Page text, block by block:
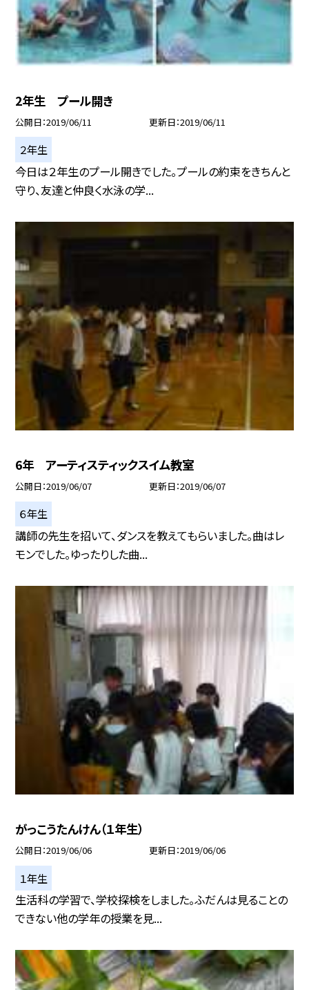
2年生 プール開き
公開日 2019/06/11 更新日 2019/06/11
２年生
今日は２年生のプール開きでした。プールの約束をきちんと
守り、友達と仲良く水泳の学...
6年 アーティスティックスイム教室
公開日 2019/06/07 更新日 2019/06/07
６年生
講師の先生を招いて、ダンスを教えてもらいました。曲はレ
モンでした。ゆったりした曲...
がっこうたんけん（１年生）
公開日 2019/06/06 更新日 2019/06/06
１年生
生活科の学習で、学校探検をしました。ふだんは見ることの
できない他の学年の授業を見...